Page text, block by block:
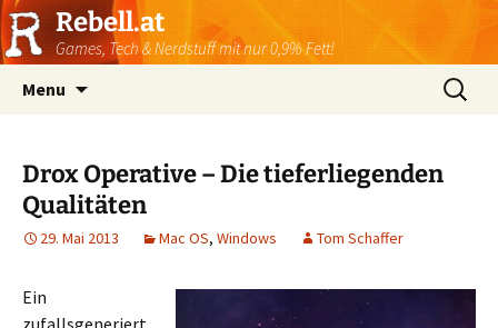
Rebell.at
Games, Tech & Nerdstuff mit nur 0,9% Fett!
Menu
Suchen
nach:
Drox Operative – Die tieferliegenden
Qualitäten
29. Mai 2013 Mac OS, Windows Tom Schaffer
Ein
zufallsgeneriert